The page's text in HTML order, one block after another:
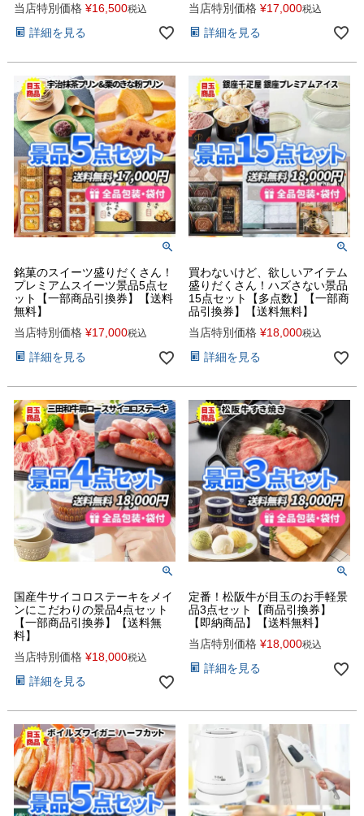
当店特別価格 ¥16,500税込
詳細を見る
当店特別価格 ¥17,000税込
詳細を見る
銘菓のスイーツ盛りだくさん！
プレミアムスイーツ景品5点セ
ット【一部商品引換券】【送料
無料】
当店特別価格 ¥17,000税込
詳細を見る
買わないけど、欲しいアイテム
盛りだくさん！ハズさない景品
15点セット【多点数】【一部商
品引換券】【送料無料】
当店特別価格 ¥18,000税込
詳細を見る
国産牛サイコロステーキをメイ
ンにこだわりの景品4点セット
【一部商品引換券】【送料無
料】
当店特別価格 ¥18,000税込
詳細を見る
定番！松阪牛が目玉のお手軽景
品3点セット【商品引換券】
【即納商品】【送料無料】
当店特別価格 ¥18,000税込
詳細を見る